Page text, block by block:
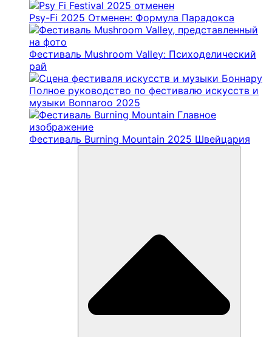
Psy-Fi 2025 Отменен: Формула Парадокса
Фестиваль Mushroom Valley: Психоделический
рай
Полное руководство по фестивалю искусств и
музыки Bonnaroo 2025
Фестиваль Burning Mountain 2025 Швейцария